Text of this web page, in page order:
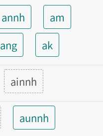
annh
am
ang ak
ainnh
aunnh